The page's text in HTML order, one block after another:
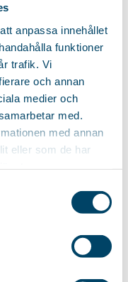
anpassa innehållet
funktioner
trafik. Vi
och annan
medier och
med.
med annan
eller som de har
bei der Verwendung als